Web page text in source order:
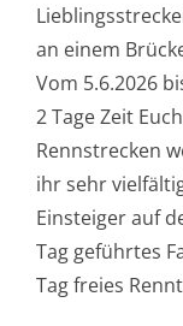
an einem
Vom 5.6.2026
2 Tage Zeit
Rennstrecken
ihr sehr
Einsteiger auf
Tag geführtes
Tag freies